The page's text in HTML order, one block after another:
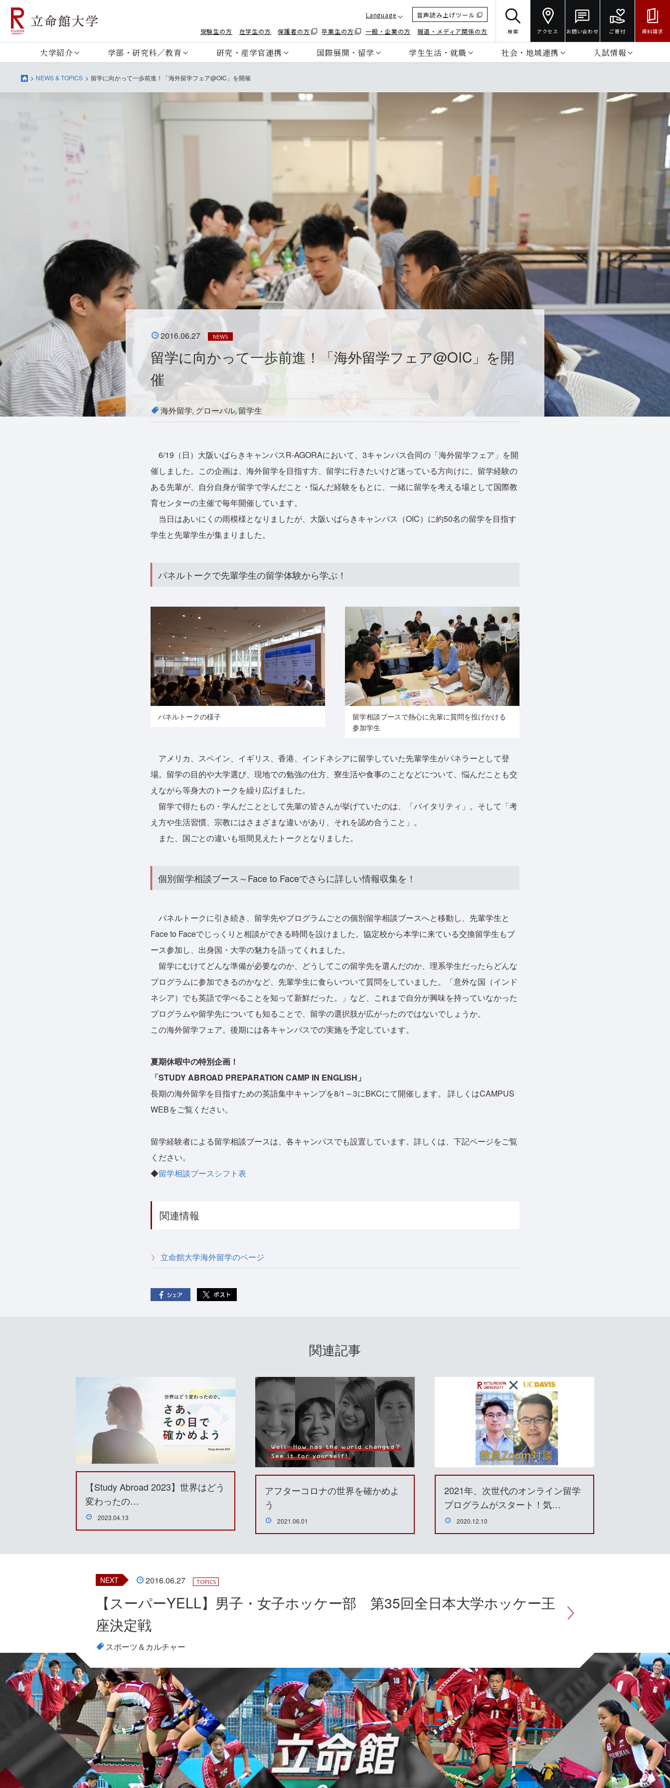
Language
音声読み上げツール
受験生の方
在学生の方 保護者の方 卒業生の方 一般・企業の方 報道・メディア関係の方 検索 アクセス お問い合わせ ご寄付 資料請求
大学紹介 学部・研究科／教育 研究・産学官連携 国際展開・留学 学生生活・就職 社会・地域連携 入試情報
NEWS & TOPICS 留学に向かって一歩前進！「海外留学フェア@OIC」を開催
2016.06.27 NEWS
留学に向かって一歩前進！「海外留学フェア@OIC」を開
催
海外留学 グローバル 留学生
6/19（日）大阪いばらきキャンパスR-AGORAにおいて、3キャンパス合同の「海外留学フェア」を開
催しました。この企画は、海外留学を目指す方、留学に行きたいけど迷っている方向けに、留学経験の
ある先輩が、自分自身が留学で学んだこと・悩んだ経験をもとに、一緒に留学を考える場として国際教
育センターの主催で毎年開催しています。
当日はあいにくの雨模様となりましたが、大阪いばらきキャンパス（OIC）に約50名の留学を目指す
学生と先輩学生が集まりました。
パネルトークで先輩学生の留学体験から学ぶ！
パネルトークの様子
留学相談ブースで熱心に先輩に質問を投げかける
参加学生
アメリカ、スペイン、イギリス、香港、インドネシアに留学していた先輩学生がパネラーとして登
場。留学の目的や大学選び、現地での勉強の仕方、寮生活や食事のことなどについて、悩んだことも交
えながら等身大のトークを繰り広げました。
留学で得たもの・学んだこととして先輩の皆さんが挙げていたのは、「バイタリティ」。そして「考
え方や生活習慣、宗教にはさまざまな違いがあり、それを認め合うこと」。
また、国ごとの違いも垣間見えたトークとなりました。
個別留学相談ブース～Face to Faceでさらに詳しい情報収集を！
パネルトークに引き続き、留学先やプログラムごとの個別留学相談ブースへと移動し、先輩学生と
Face to Faceでじっくりと相談ができる時間を設けました。協定校から本学に来ている交換留学生もブ
ース参加し、出身国・大学の魅力を語ってくれました。
留学にむけてどんな準備が必要なのか、どうしてこの留学先を選んだのか、理系学生だったらどんな
プログラムに参加できるのかなど、先輩学生に食らいついて質問をしていました。「意外な国（インド
ネシア）でも英語で学べることを知って新鮮だった。」など、これまで自分が興味を持っていなかった
プログラムや留学先についても知ることで、留学の選択肢が広がったのではないでしょうか。
この海外留学フェア。後期には各キャンパスでの実施を予定しています。
夏期休暇中の特別企画！
「STUDY ABROAD PREPARATION CAMP IN ENGLISH」
長期の海外留学を目指すための英語集中キャンプを8/1～3にBKCにて開催します。 詳しくはCAMPUS
WEBをご覧ください。
留学経験者による留学相談ブースは、各キャンパスでも設置しています。詳しくは、下記ページをご覧
ください。
◆留学相談ブースシフト表
関連情報
立命館大学海外留学のページ
関連記事
【Study Abroad 2023】世界はどう
変わったの…
2023.04.13
アフターコロナの世界を確かめよ
う
2021.06.01
2021年、次世代のオンライン留学
プログラムがスタート！気…
2020.12.10
NEXT 2016.06.27 TOPICS
【スーパーYELL】男子・女子ホッケー部 第35回全日本大学ホッケー王
座決定戦
スポーツ＆カルチャー